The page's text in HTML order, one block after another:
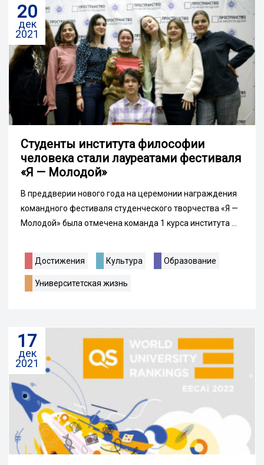
20
дек
2021
Студенты института философии
человека стали лауреатами фестиваля
«Я — Молодой»
В преддверии нового года на церемонии награждения
командного фестиваля студенческого творчества «Я —
Молодой» была отмечена команда 1 курса института ...
Достижения Культура Образование
Университетская жизнь
17
дек
2021